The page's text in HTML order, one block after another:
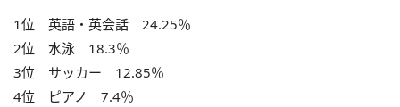
1位 英語・英会話 24.25％
2位 水泳 18.3％
3位 サッカー 12.85％
4位 ピアノ 7.4％